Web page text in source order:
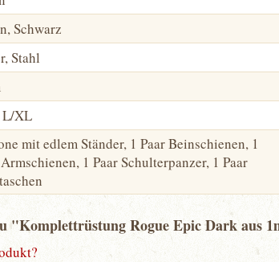
Schwarz
Stahl
L/XL
mit edlem Ständer, 1 Paar Beinschienen, 1
1 Paar Schulterpanzer, 1 Paar
"Komplettrüstung Rogue Epic Dark aus